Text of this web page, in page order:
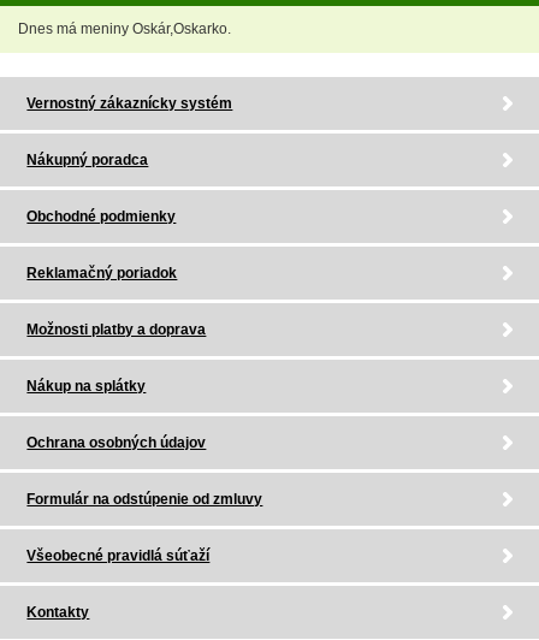
Dnes má meniny Oskár,Oskarko.
Vernostný zákaznícky systém
Nákupný poradca
Obchodné podmienky
Reklamačný poriadok
Možnosti platby a doprava
Nákup na splátky
Ochrana osobných údajov
Formulár na odstúpenie od zmluvy
Všeobecné pravidlá súťaží
Kontakty